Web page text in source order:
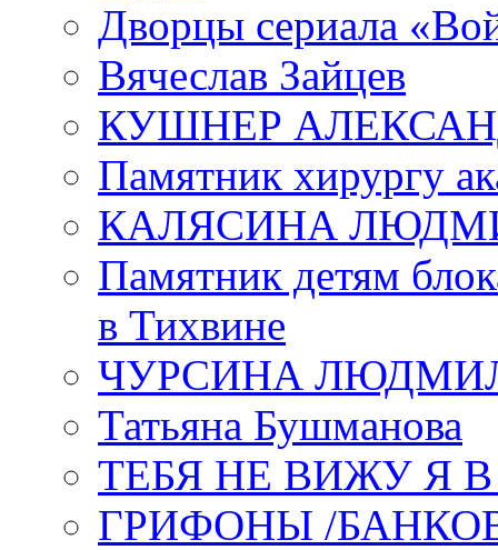
Дворцы сериала
Вячеслав Зайцев
КУШНЕР
Памятник хирургу
КАЛЯСИНА
Памятник детям
в Тихвине
ЧУРСИНА
Татьяна Бушманова
ТЕБЯ НЕ ВИЖУ Я
ГРИФОНЫ /